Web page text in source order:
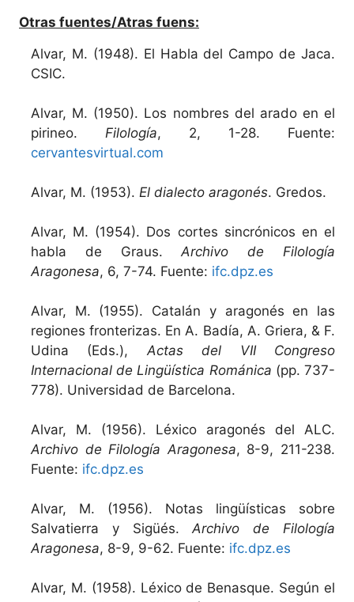
Otras fuentes/Atras fuens:
Alvar, M. (1948). El Habla del Campo de Jaca.
CSIC.
Alvar, M. (1950). Los nombres del arado en el
pirineo. Filología, 2, 1-28. Fuente:
cervantesvirtual.com
Alvar, M. (1953). El dialecto aragonés. Gredos.
Alvar, M. (1954). Dos cortes sincrónicos en el
habla de Graus.Archivo de Filología
Aragonesa, 6, 7-74. Fuente: ifc.dpz.es
Alvar, M. (1955). Catalán y aragonés en las
regiones fronterizas. En A. Badía, A. Griera, & F.
Udina (Eds.), Actas del VII Congreso
Internacional de Lingüística Románica (pp. 737-
778). Universidad de Barcelona.
Alvar, M. (1956). Léxico aragonés del ALC.
Archivo de Filología Aragonesa, 8-9, 211-238.
Fuente: ifc.dpz.es
Alvar, M. (1956). Notas lingüísticas sobre
Salvatierra y Sigüés.Archivo de Filología
Aragonesa, 8-9, 9-62. Fuente: ifc.dpz.es
Alvar, M. (1958). Léxico de Benasque. Según el